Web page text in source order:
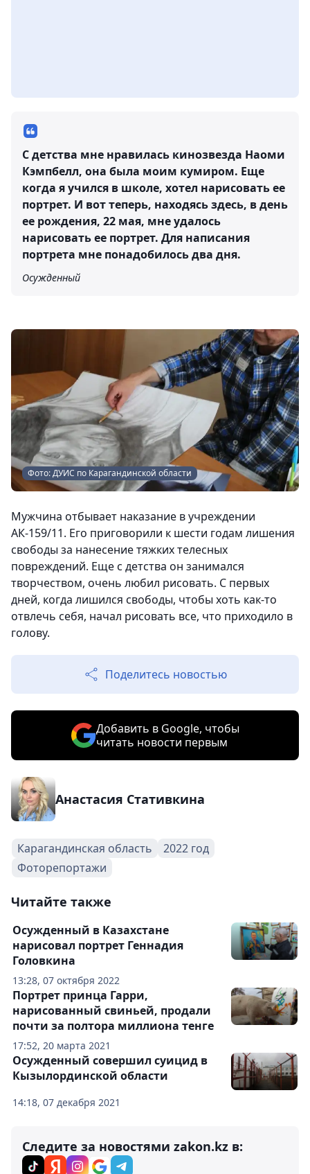
С детства мне нравилась кинозвезда Наоми
Кэмпбелл, она была моим кумиром. Еще
когда я учился в школе, хотел нарисовать ее
портрет. И вот теперь, находясь здесь, в день
ее рождения, 22 мая, мне удалось
нарисовать ее портрет. Для написания
портрета мне понадобилось два дня.
Осужденный
Фото: ДУИС по Карагандинской области
Мужчина отбывает наказание в учреждении
АК-159/11. Его приговорили к шести годам лишения
свободы за нанесение тяжких телесных
повреждений. Еще с детства он занимался
творчеством, очень любил рисовать. С первых
дней, когда лишился свободы, чтобы хоть как-то
отвлечь себя, начал рисовать все, что приходило в
голову.
Поделитесь новостью
Добавить в Google, чтобы
читать новости первым
Анастасия Стативкина
Карагандинская область
2022 год
Фоторепортажи
Читайте также
13:28, 07 октября 2022
Осужденный в Казахстане
нарисовал портрет Геннадия
Головкина
17:52, 20 марта 2021
Портрет принца Гарри,
нарисованный свиньей, продали
почти за полтора миллиона тенге
14:18, 07 декабря 2021
Осужденный совершил суицид в
Кызылординской области
Следите за новостями zakon.kz в: